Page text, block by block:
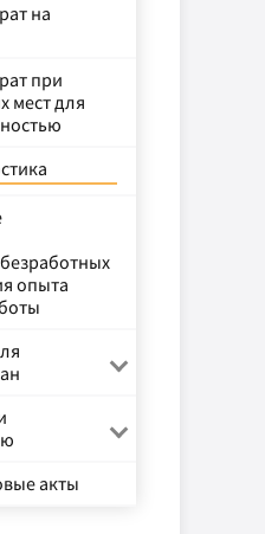
на
при
мест для
опыта
акты